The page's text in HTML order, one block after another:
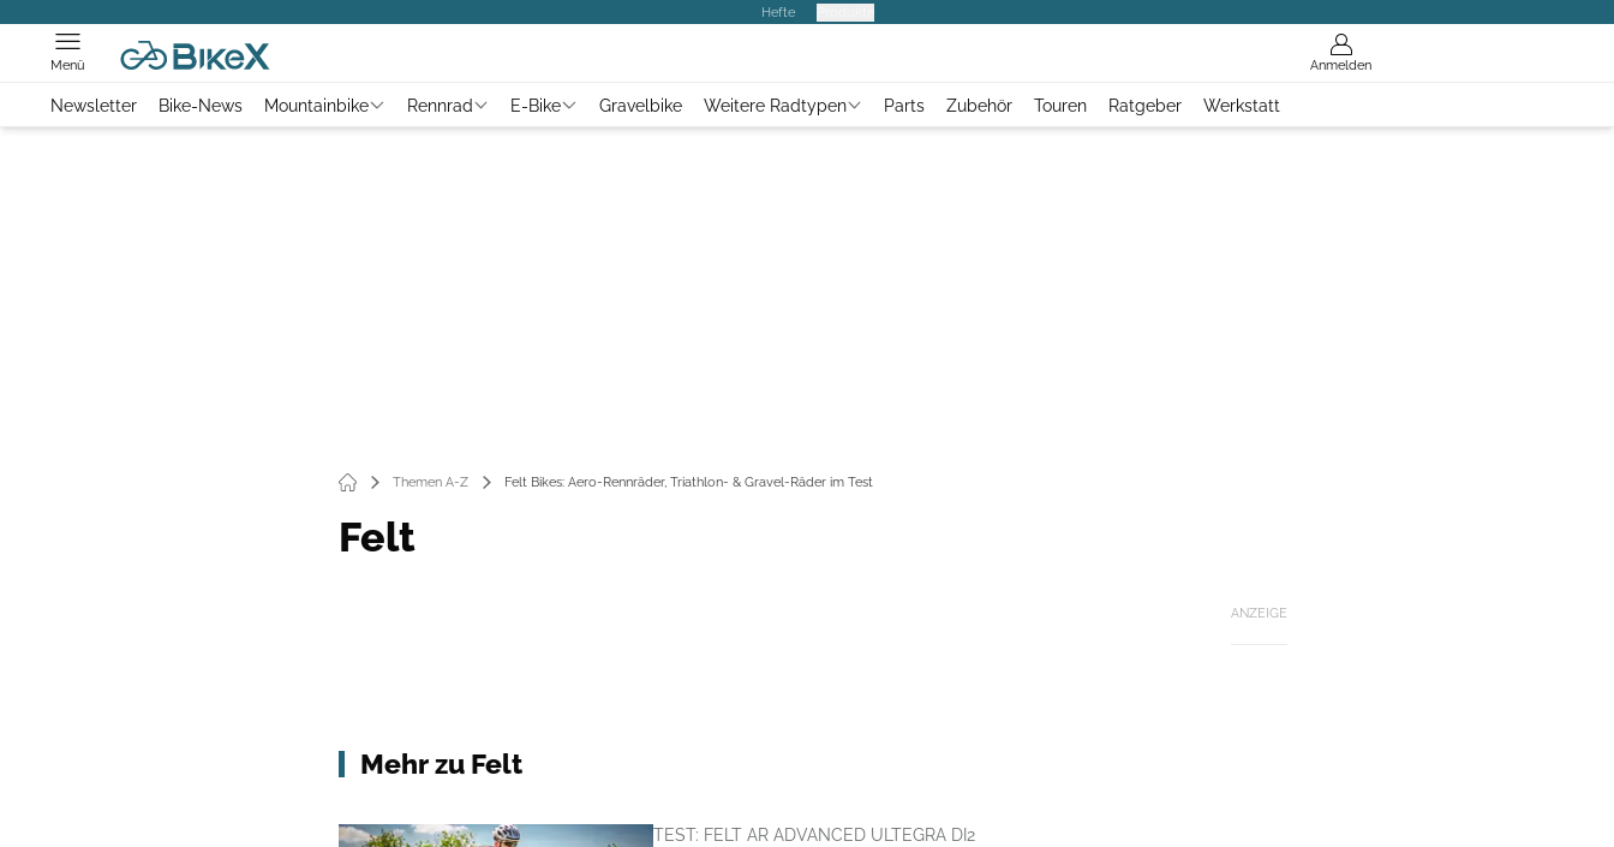
Hefte
Anmelden
Menü
Newsletter Bike-News Mountainbike Rennrad E-Bike Gravelbike Weitere Radtypen Parts Zubehör Touren Ratgeber Werkstatt
Themen A-Z Felt Bikes: Aero-Rennräder, Triathlon- & Gravel-Räder im Test
Felt
ANZEIGE
Mehr zu Felt
TEST: FELT AR ADVANCED ULTEGRA DI2